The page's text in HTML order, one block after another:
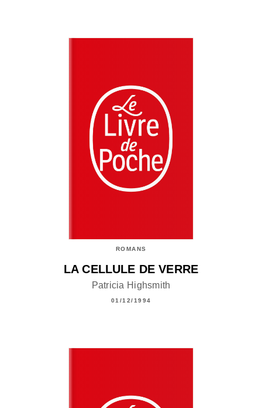
ROMANS
LA CELLULE DE VERRE
Patricia Highsmith
01/12/1994